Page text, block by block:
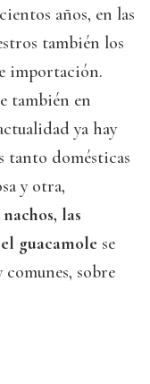
años, en las
también los
importación.
también en
ya hay
tanto domésticas
y otra,
las
guacamole se
sobre